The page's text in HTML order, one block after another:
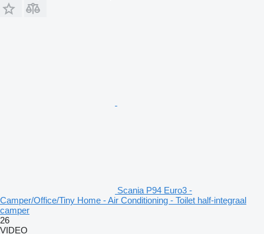
Scania P94 Euro3 -
Camper/Office/Tiny Home - Air Conditioning - Toilet half-integraal
camper
26
VIDEO